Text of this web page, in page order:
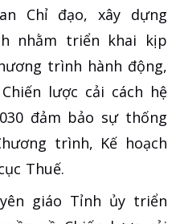
Chỉ đạo, xây dựng
nhằm triển khai kịp
trình hành động,
lược cải cách hệ
đảm bảo sự thống
trình, Kế hoạch
Thuế.
giáo Tỉnh ủy triển